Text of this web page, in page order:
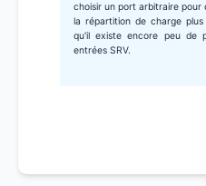
choisir un port arbitraire pour
la répartition de charge
qu'il existe encore peu de
entrées SRV.